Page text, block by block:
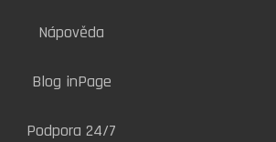
Nápověda
Blog inPage
Podpora 24/7